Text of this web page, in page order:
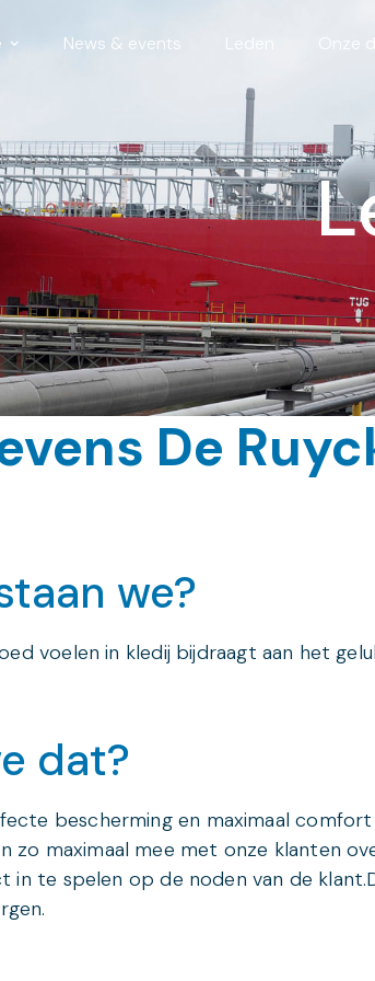
News & events Leden Onze
De
we?
voelen in kledij bijdraagt aan het
dat?
bescherming en maximaal
zo maximaal mee met onze klanten
in te spelen op de noden van de